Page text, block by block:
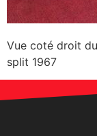
Vue coté droit
split 1967